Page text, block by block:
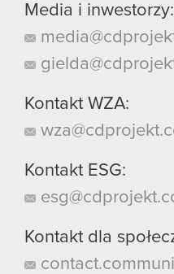
Media i inwestorzy:
Kontakt WZA:
Kontakt ESG:
Kontakt dla